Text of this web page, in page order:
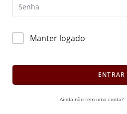
Manter logado
ENTRAR
Ainda não tem uma conta?